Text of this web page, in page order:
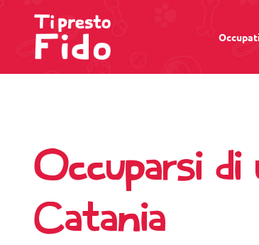
Occuparsi di
Catania